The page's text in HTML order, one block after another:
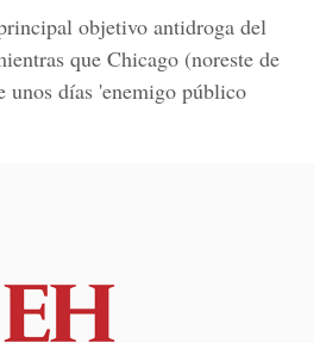
objetivo antidroga del
que Chicago (noreste de
unos días 'enemigo público